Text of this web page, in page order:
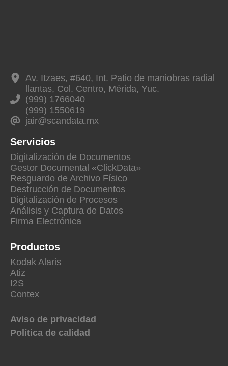
Av. Itzaes, #640, Int. Patio de maniobras radial
llantas, Col. Centro, Mérida, Yuc.
(999) 1766040
(999) 1550619
jair@scandata.mx
Servicios
Digitalización de Documentos
Gestor Documental «ClickData»
Resguardo de Archivo Físico
Destrucción de Documentos
Digitalización de Procesos
Análisis y Captura de Datos
Firma Electrónica
Productos
Kodak Alaris
Atiz
I2S
Contex
Aviso de privacidad
Política de calidad